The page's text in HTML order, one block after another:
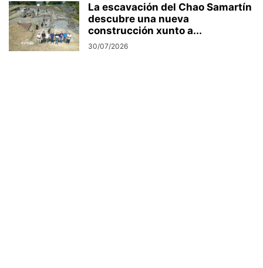
La escavación del Chao Samartín
descubre una nueva
construcción xunto a...
30/07/2026